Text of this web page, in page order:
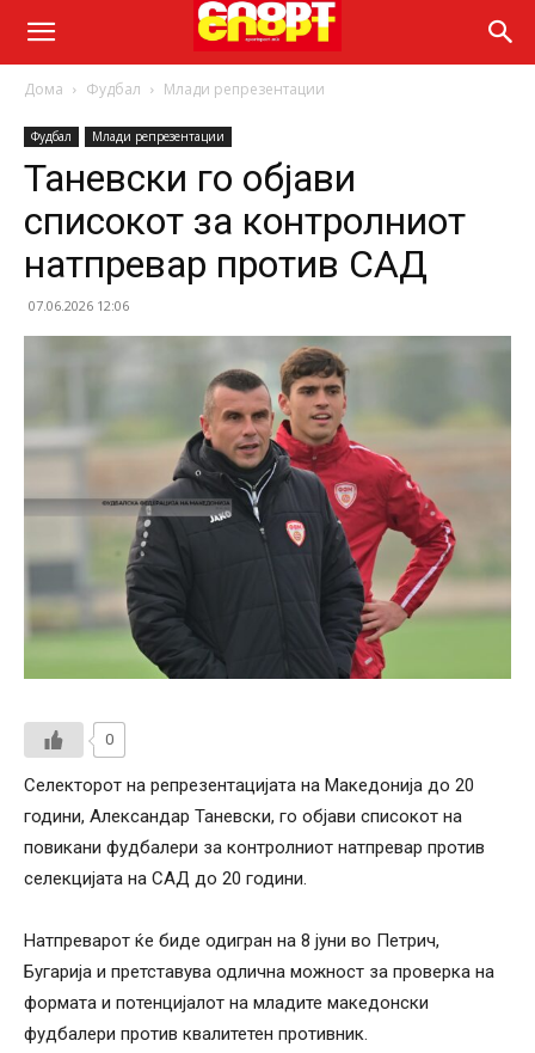
Дома Фудбал Млади репрезентации
Фудбал Млади репрезентации
Таневски го објави
списокот за контролниот
натпревар против САД
07.06.2026 12:06
0
Селекторот на репрезентацијата на Македонија до 20
години, Александар Таневски, го објави списокот на
повикани фудбалери за контролниот натпревар против
селекцијата на САД до 20 години.
Натпреварот ќе биде одигран на 8 јуни во Петрич,
Бугарија и претставува одлична можност за проверка на
формата и потенцијалот на младите македонски
фудбалери против квалитетен противник.